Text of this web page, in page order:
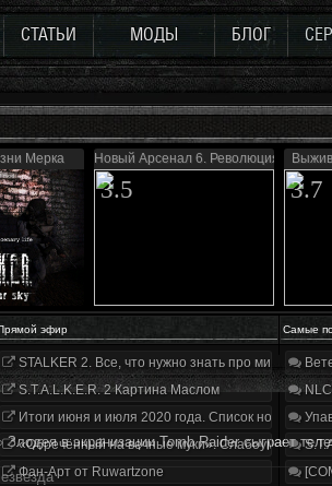
СТАТЬИ МОДЫ БЛОГ
Мерка Новый Арсенал 6. Революция
3.5 3.7
эфир Самые
STALKER 2. Все, что нужно знать про мир,
S.T.A.L.K.E.R. 2 Картина Маслом
Итоги июня и июля 2020 года. Список
«Обречённый на вечные муки». Слабоумие и
Фан-Арт от Ruwartzone
NLC
Злодея в экранизации Tomb Raider сыграет